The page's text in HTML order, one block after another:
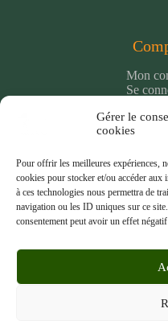
Gérer le
cookies
Pour offrir les meilleures expériences,
cookies pour stocker et/ou accéder
à ces technologies nous permettra de
navigation ou les ID uniques sur ce
consentement peut avoir un effet
Mon
Se
Une
Livraison et
Nos
Retour et
Moyen de